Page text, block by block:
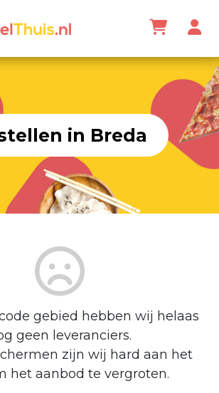
in Breda
gebied hebben wij helaas
geen leveranciers.
zijn wij hard aan het
het aanbod te vergroten.